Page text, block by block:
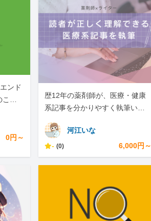
ンド
と
0円～
歴12年の薬剤師が、医療・健康
系記事を分かりやすく執筆いた
河江いな
- (0) 6,000円～